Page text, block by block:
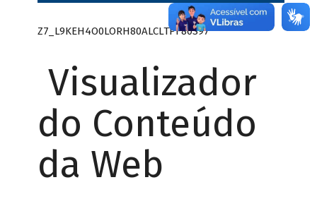
Z7_L9KEH4O0LORH80ALCLTPF80S97
Visualizador
do Conteúdo
da Web